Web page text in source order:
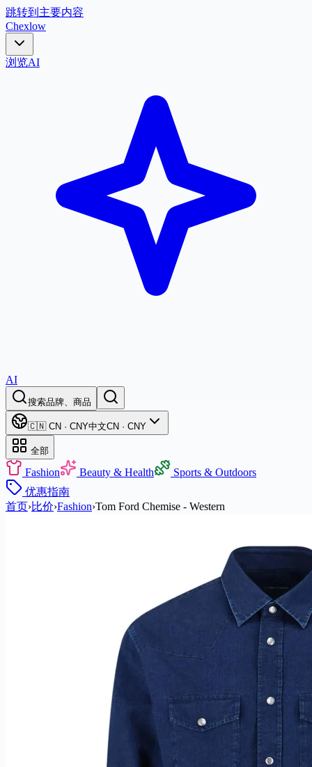
跳转到主要内容
Chexlow
浏览AI
AI
搜索品牌、商品
🇨🇳 CN · CNY中文CN · CNY
全部
Fashion Beauty & Health
Sports & Outdoors
优惠指南
首页›比价›Fashion›Tom Ford Chemise - Western